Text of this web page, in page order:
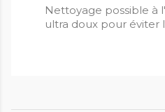
Nettoyage possible à
ultra doux pour éviter